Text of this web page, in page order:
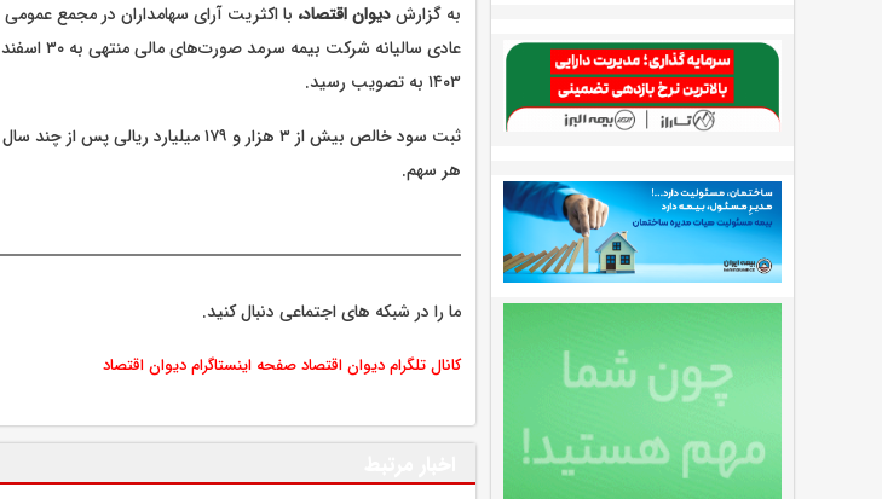
به گزارشدیوان اقتصاد، با اکثریت آرای سهامداران در مجمع عمومی
عادی سالیانه شرکت بیمه سرمد صورت‌های مالی منتهی به ۳۰ اسفند
۱۴۰۳ به تصویب رسید.
هر سهم.
ما را در شبکه های اجتماعی دنبال کنید.
کانال تلگرام دیوان اقتصادصفحه اینستاگرام دیوان اقتصاد